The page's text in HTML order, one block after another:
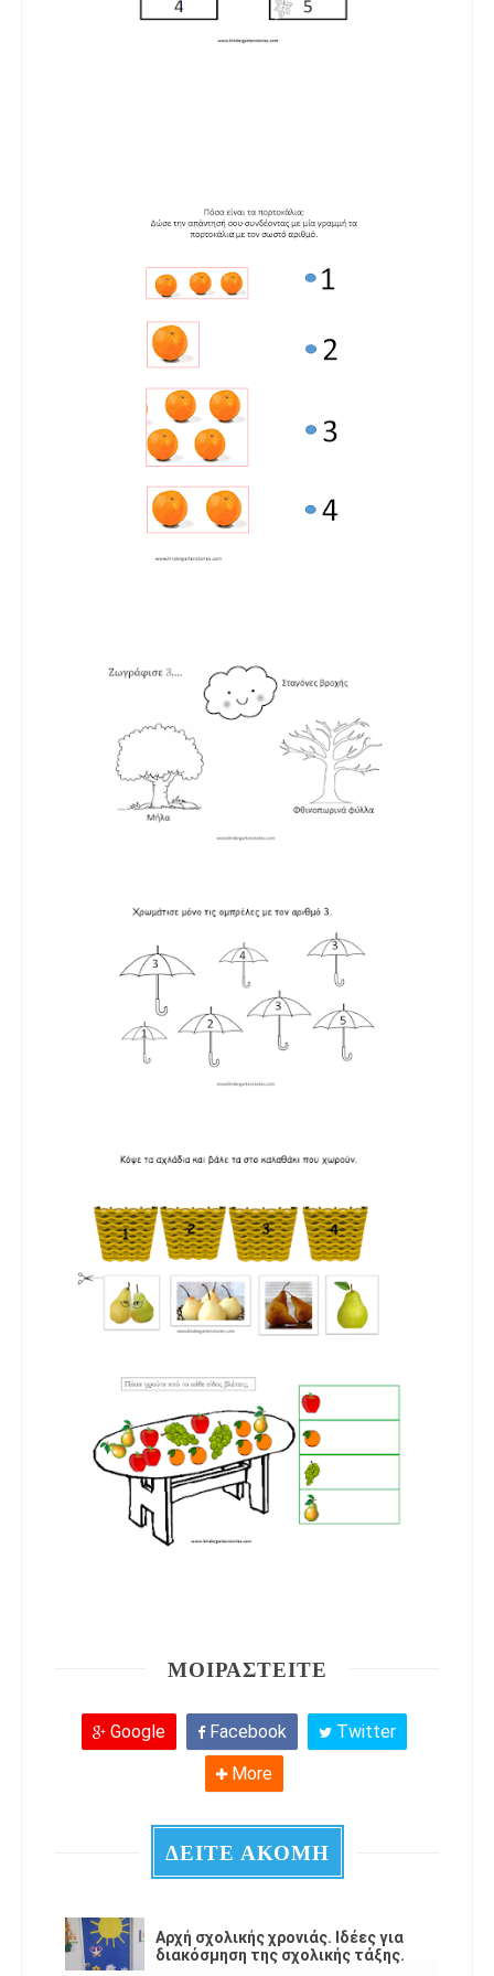
ΜΟΙΡΑΣΤΕΙΤΕ
Google Facebook
Twitter
More
ΔΕΙΤΕ ΑΚΟΜΗ
Αρχή σχολικής χρονιάς. Ιδέες για
διακόσμηση της σχολικής τάξης.